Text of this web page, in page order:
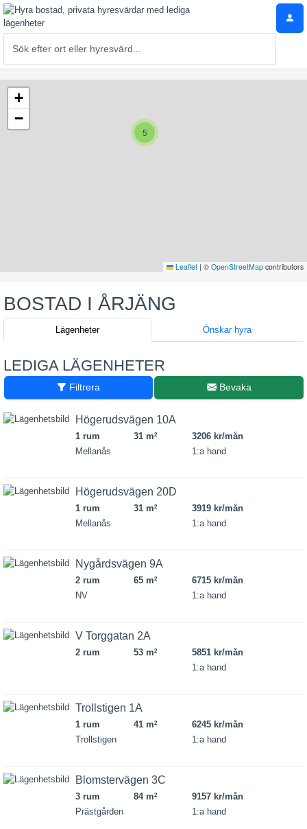
5
+
−
Leaflet | © OpenStreetMap contributors
BOSTAD I ÅRJÄNG
Lägenheter Önskar hyra
LEDIGA LÄGENHETER
Filtrera Bevaka
Högerudsvägen 10A
1 rum 31 m2
3206 kr/mån
Mellanås
1:a hand
Högerudsvägen 20D
1 rum 31 m2
3919 kr/mån
Mellanås
1:a hand
Nygårdsvägen 9A
2 rum 65 m2
6715 kr/mån
NV
1:a hand
V Torggatan 2A
2 rum 53 m2
5851 kr/mån
1:a hand
Trollstigen 1A
1 rum 41 m2
6245 kr/mån
Trollstigen
1:a hand
Blomstervägen 3C
3 rum 84 m2
9157 kr/mån
Prästgården
1:a hand